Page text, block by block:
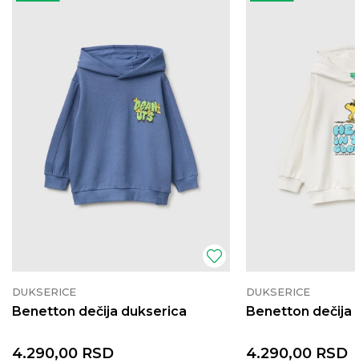
DUKSERICE
Benetton dečija dukserica
4.290,00 RSD
DUKSERICE
Benetton dečija
4.290,00 RSD